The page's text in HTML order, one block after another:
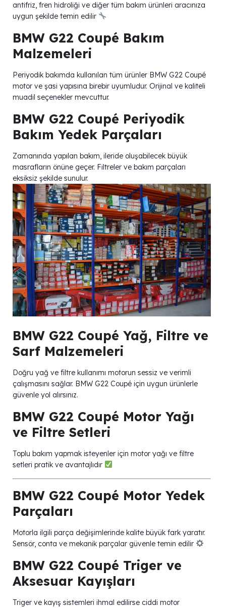
antifriz, fren hidroliği ve diğer tüm bakım ürünleri aracınıza
uygun şekilde temin edilir
BMW G22 Coupé Bakım
Malzemeleri
Periyodik bakımda kullanılan tüm ürünler BMW G22 Coupé
motor ve şasi yapısına birebir uyumludur. Orijinal ve kaliteli
muadil seçenekler mevcuttur.
BMW G22 Coupé Periyodik
Bakım Yedek Parçaları
Zamanında yapılan bakım, ileride oluşabilecek büyük
masrafların önüne geçer. Filtreler ve bakım parçaları
eksiksiz şekilde sunulur.
BMW G22 Coupé Yağ, Filtre ve
Sarf Malzemeleri
Doğru yağ ve filtre kullanımı motorun sessiz ve verimli
çalışmasını sağlar. BMW G22 Coupé için uygun ürünlerle
güvenle yol alırsınız.
BMW G22 Coupé Motor Yağı
ve Filtre Setleri
Toplu bakım yapmak isteyenler için motor yağı ve filtre
setleri pratik ve avantajlıdır
BMW G22 Coupé Motor Yedek
Parçaları
Motorla ilgili parça değişimlerinde kalite büyük fark yaratır.
Sensör, conta ve mekanik parçalar güvenle temin edilir
BMW G22 Coupé Triger ve
Aksesuar Kayışları
Triger ve kayış sistemleri ihmal edilirse ciddi motor